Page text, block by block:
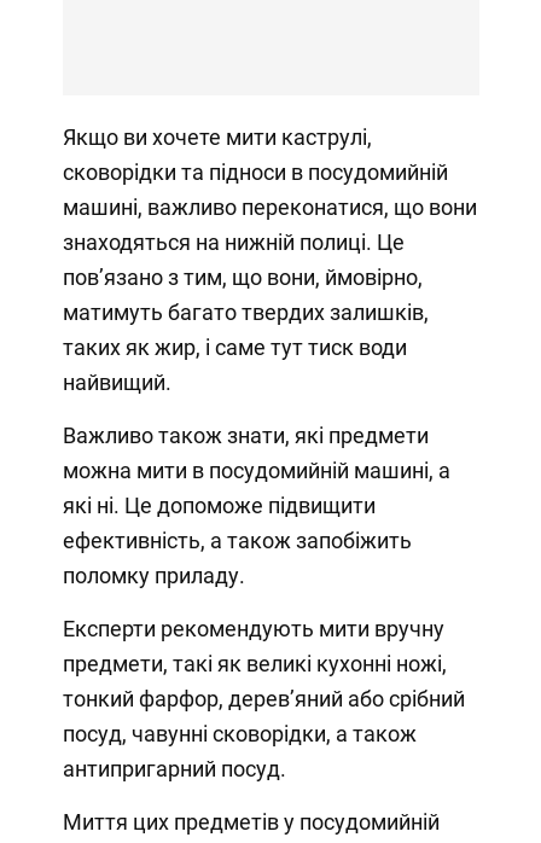
Якщо ви хочете мити каструлі,
сковорідки та підноси в посудомийній
машині, важливо переконатися, що вони
знаходяться на нижній полиці. Це
пов’язано з тим, що вони, ймовірно,
матимуть багато твердих залишків,
таких як жир, і саме тут тиск води
найвищий.
Важливо також знати, які предмети
можна мити в посудомийній машині, а
які ні. Це допоможе підвищити
ефективність, а також запобіжить
поломку приладу.
Експерти рекомендують мити вручну
предмети, такі як великі кухонні ножі,
тонкий фарфор, дерев’яний або срібний
посуд, чавунні сковорідки, а також
антипригарний посуд.
Миття цих предметів у посудомийній